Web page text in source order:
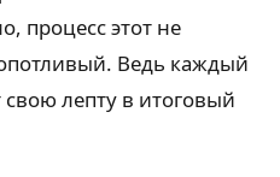
процесс этот не
Ведь каждый
лепту в итоговый